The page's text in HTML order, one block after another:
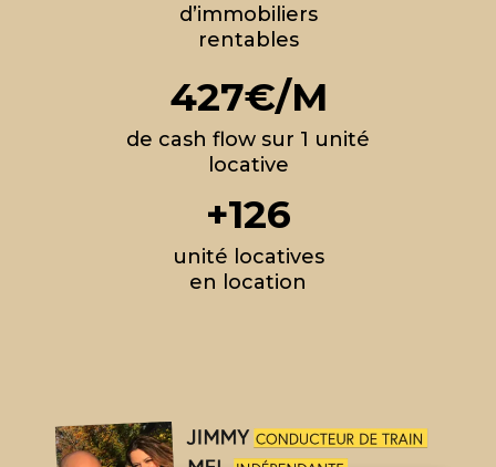
d’immobiliers
rentables
427€/M
de cash flow sur 1 unité
locative
+126
unité locatives
en location